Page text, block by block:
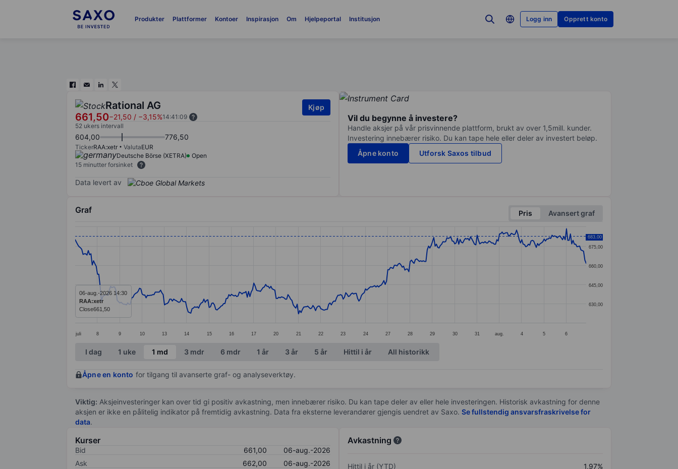
Produkter Plattformer Kontoer Inspirasjon Om Hjelpeportal Institusjon Logg inn Opprett konto
Rational AG
661,50−21,50 / −3,15%14:41:09
Kjøp
52 ukers intervall
604,00 776,50
TickerRAA:xetr ValutaEUR
Deutsche Börse (XETRA)
Open
15 minutter forsinket
Data levert av
Vil du begynne å investere?
Handle aksjer på vår prisvinnende plattform, brukt av over 1,5mill. kunder.
Investering innebærer risiko. Du kan tape hele eller deler av investert beløp.
Åpne konto
Utforsk Saxos tilbud
Graf Pris
Avansert graf
Line chart with 390 data points.
The chart has 1 X axis displaying categories.
The chart has 1 Y axis displaying values. Data ranges from 622 to 688.5.
juli 8 9 10 13 14 15 16 17 20 21 22 23 24 27 28 29 30 31 aug. 4 5 6
630,00
645,00
660,00
675,00
683,00
06-aug.-2026 14:30
RAA:xetr
Close661,50
End of interactive chart.
I dag 1 uke 1 md 3 mdr 6 mdr 1 år 3 år 5 år Hittil i år All historikk
Åpne en konto for tilgang til avanserte graf- og analyseverktøy.
Viktig: Aksjeinvesteringer kan over tid gi positiv avkastning, men innebærer risiko. Du kan tape deler av eller hele investeringen. Historisk avkastning for denne
aksjen er ikke en pålitelig indikator på fremtidig avkastning. Data fra eksterne leverandører gjengis uendret av Saxo. Se fullstendig ansvarsfraskrivelse for
data.
Kurser
Bid 661,00
06-aug.-2026
Ask
662,00
06-aug.-2026
Avkastning
Hittil i år (YTD)
1,97%